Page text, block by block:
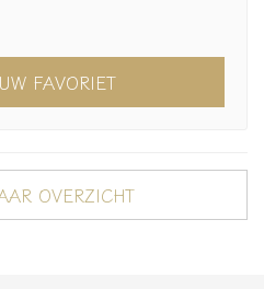
FAVORIET
OVERZICHT